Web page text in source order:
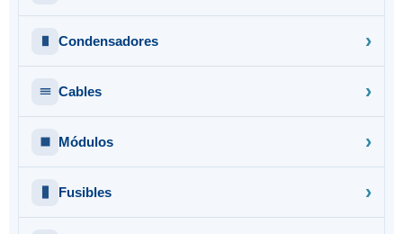
Condensadores
Cables
Módulos
Fusibles